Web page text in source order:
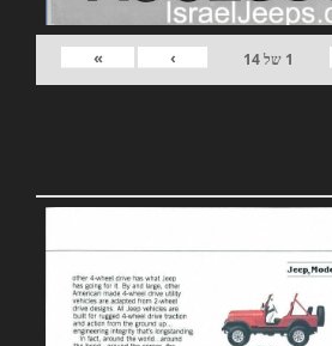
1 של14
›
»